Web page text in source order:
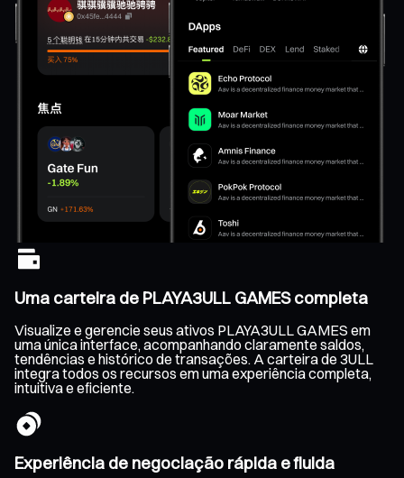
Uma carteira de PLAYA3ULL GAMES completa
Visualize e gerencie seus ativos PLAYA3ULL GAMES em
uma única interface, acompanhando claramente saldos,
tendências e histórico de transações. A carteira de 3ULL
integra todos os recursos em uma experiência completa,
intuitiva e eficiente.
Experiência de negociação rápida e fluida